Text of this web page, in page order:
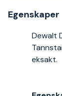
Egenskaper
Dewalt
eksakt.